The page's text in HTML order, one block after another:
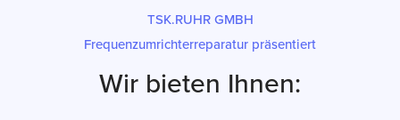
TSK.RUHR GMBH
Frequenzumrichterreparatur präsentiert
Wir bieten Ihnen: